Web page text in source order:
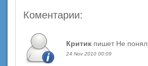
Коментарии:
Критик пишет Не понял
24 Nov 2010 00:09